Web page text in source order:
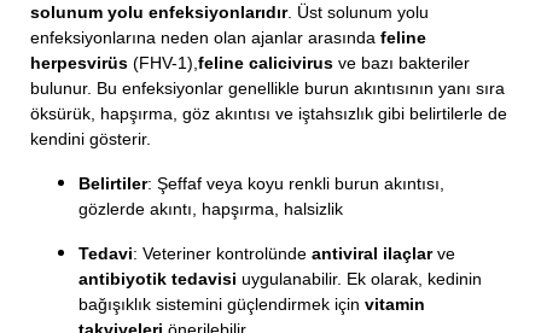
solunum yolu enfeksiyonlarıdır. Üst solunum yolu
enfeksiyonlarına neden olan ajanlar arasında feline
herpesvirüs (FHV-1), feline calicivirus ve bazı bakteriler
bulunur. Bu enfeksiyonlar genellikle burun akıntısının yanı sıra
öksürük, hapşırma, göz akıntısı ve iştahsızlık gibi belirtilerle de
kendini gösterir.
Belirtiler: Şeffaf veya koyu renkli burun akıntısı,
gözlerde akıntı, hapşırma, halsizlik
Tedavi: Veteriner kontrolünde antiviral ilaçlarve
antibiyotik tedavisi uygulanabilir. Ek olarak, kedinin
bağışıklık sistemini güçlendirmek için vitamin
takviyeleri önerilebilir.